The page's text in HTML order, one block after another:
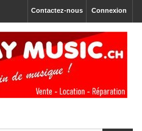
Connexion
Contactez-nous